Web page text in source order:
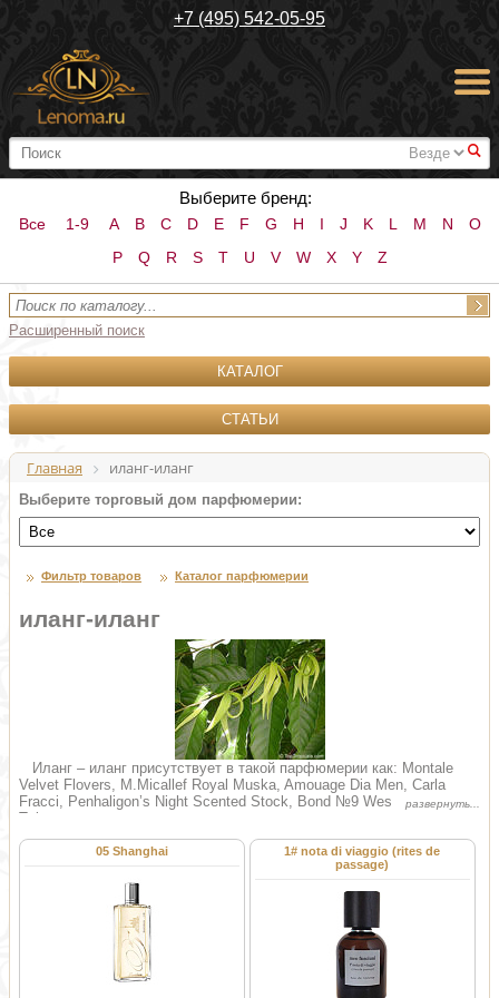
+7 (495) 542-05-95
#
Выберите бренд:
Все 1-9 A B C D E F G H I J K L M N
O
P
Q R S T U V W X Y Z
Расширенный поиск
КАТАЛОГ
СТАТЬИ
Главная иланг-иланг
Выберите торговый дом парфюмерии:
Фильтр товаров Каталог парфюмерии
иланг-иланг
Иланг – иланг присутствует в такой парфюмерии как: Montale
Velvet Flovers, M.Micallef Royal Muska, Amouage Dia Men, Carla
Fracci, Penhaligon’s Night Scented Stock, Bond №9 West Side, Renne
Tuberose.
Иланг-Иланг (латинское название – Cananga odorata) – это
большое вечнозеленое тропическое дерево семейства анноновых
(Annonaceae), до 30 метров в высоту, с «плакучими» ветвями и
ароматными цветами, запах которых ощущается на расстоянии 30-
40 метров, а при легком дуновении ветра – намного дальше.
Родом оно из Индонезии, широко распространено на Филиппинаx и
Полинезийских островах. Выращивают Иланг-Иланг из семян,
сеянцы зацветают уже на 3-4 год. Cам же цветок вызревает около
3 недель, меняя цвет от бледно-салатового к желто-зеленому,
лимонному, и затем насыщенно-желтому, перезревшие цветы
05 Shanghai
1# nota di viaggio (rites de
passage)